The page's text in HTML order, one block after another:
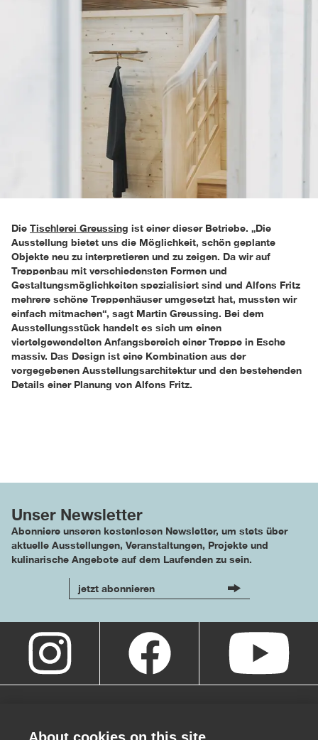
Die Tischlerei Greussing ist einer dieser Betriebe. „Die
Ausstellung bietet uns die Möglichkeit, schön geplante
Objekte neu zu interpretieren und zu zeigen. Da wir auf
Treppenbau mit verschiedensten Formen und
Gestaltungsmöglichkeiten spezialisiert sind und Alfons Fritz
mehrere schöne Treppenhäuser umgesetzt hat, mussten wir
einfach mitmachen“, sagt Martin Greussing. Bei dem
Ausstellungsstück handelt es sich um einen
viertelgewendelten Anfangsbereich einer Treppe in Esche
massiv. Das Design ist eine Kombination aus der
vorgegebenen Ausstellungsarchitektur und den bestehenden
Details einer Planung von Alfons Fritz.
Unser Newsletter
Abonniere unseren kostenlosen Newsletter, um stets über
aktuelle Ausstellungen, Veranstaltungen, Projekte und
kulinarische Angebote auf dem Laufenden zu sein.
jetzt abonnieren